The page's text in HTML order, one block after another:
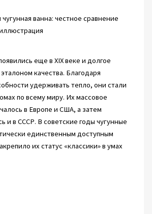
еще в XIX веке и долгое
качества. Благодаря
удерживать тепло, они стали
по всему миру. Их массовое
в Европе и США, а затем
и в СССР. В советские годы чугунные
единственным доступным
их статус «классики» в умах